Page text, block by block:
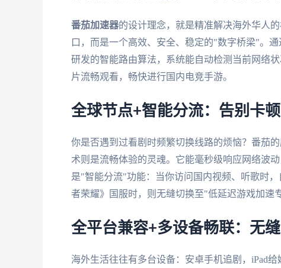
番茄加速器的设计理念，就是精准解决海外华人
口，而是一个高效、安全、稳定的"数字桥梁"。
研发的智能路由算法，系统能自动检测当前网络
片流畅观看，畅快进行国内电竞手游。
全球节点+智能分流：告别卡
你是否遇到过看剧时频繁切换线路的烦恼？番茄
术则是流畅体验的灵魂。它能毫秒级响应网络波
是"智能分流"功能：当你访问国内视频、听歌时
者荣耀》国服时，则无缝切换至"低延迟游戏加速
全平台兼容+多设备畅联：无
海外生活往往有多台设备：安卓手机追剧，iPad